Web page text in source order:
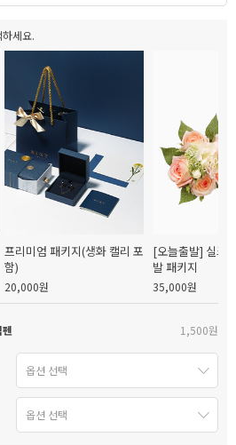
세요.
프리미엄 패키지(생화 캘리 포
함)
20,000원
[오늘출발] 실크
발 패키지
35,000원
1,500원